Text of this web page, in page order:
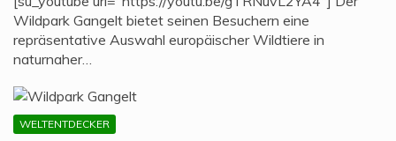
Wildpark Gangelt bietet seinen Besuchern eine
repräsentative Auswahl europäischer Wildtiere in
naturnaher…
WELTENTDECKER